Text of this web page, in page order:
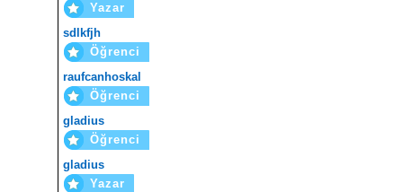
Yazar
sdlkfjh
Öğrenci
raufcanhoskal
Öğrenci
gladius
Öğrenci
gladius
Yazar